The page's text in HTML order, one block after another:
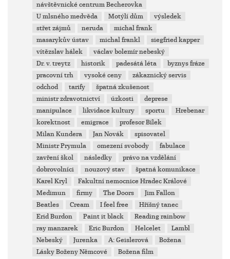
návštěvnické centrum Becherovka
U mlsného medvěda
Motýlí dům
výsledek
střet zájmů
neruda
michal frank
masarykův ústav
michal frankl
siegfried kapper
vítězslav hálek
václav bolemír nebeský
Dr. v. treytz
historik padesátá léta
byznys fráze
pracovní trh
vysoké ceny
zákaznický servis
odchod
tarify
špatná zkušenost
ministr zdravotnictví
úzkosti
deprese
manipulace
likvidace kultury sportu
Hrebenar
korektnost
emigrace
profesor Bílek
Milan Kundera
Jan Novák
spisovatel
Ministr Prymula
omezení svobody
fabulace
zavření škol
následky
právo na vzdělání
dobrovolníci
nouzový stav
špatná komunikace
Karel Kryl
Fakultní nemocnice Hradec Králové
Medimun
firmy The Doors
Jim Fallon
Beatles
Cream I feel free
Hříšný tanec
Erid Burdon
Paint it black
Reading rainbow
ray manzarek
Eric Burdon Helcelet
Lambl
Nebeský
Jurenka A: Geislerová
Božena
Lásky Boženy Němcové
Božena film